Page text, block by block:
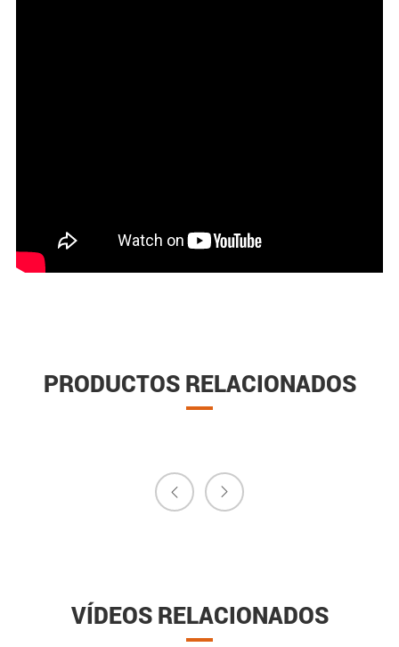
PRODUCTOS RELACIONADOS
 
VÍDEOS RELACIONADOS